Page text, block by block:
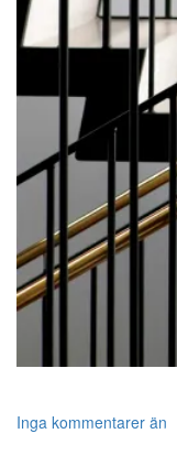
Inga kommentarer än